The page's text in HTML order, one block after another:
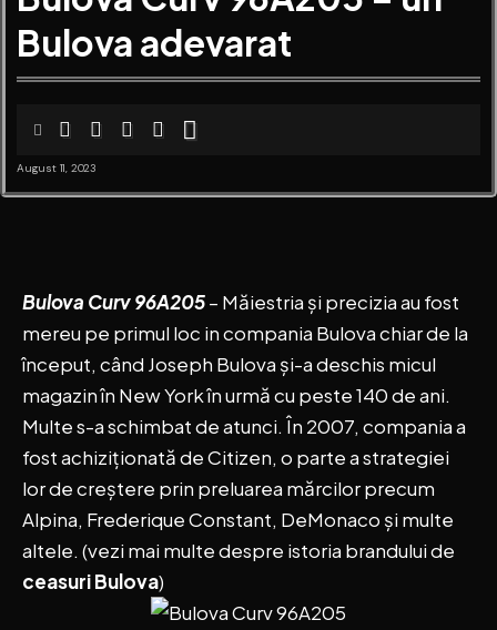
Bulova adevarat
August 11, 2023
Bulova Curv 96A205– Măiestria și precizia au fost
mereu pe primul loc in compania Bulova chiar de la
început, când Joseph Bulova și-a deschis micul
magazin în New York în urmă cu peste 140 de ani.
Multe s-a schimbat de atunci. În 2007, compania a
fost achiziționată de Citizen, o parte a strategiei
lor de creștere prin preluarea mărcilor precum
Alpina, Frederique Constant, DeMonaco și multe
altele. (vezi mai multe despre istoria brandului de
ceasuri Bulova)